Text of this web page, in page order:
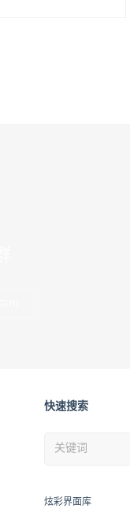
快速搜索
炫彩界面库